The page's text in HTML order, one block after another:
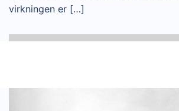
virkningen er […]